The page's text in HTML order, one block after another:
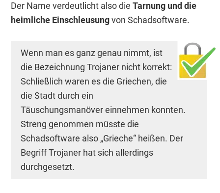
Der Name verdeutlicht also dieTarnung und die
heimliche Einschleusungvon Schadsoftware.
Wenn man es ganz genau nimmt, ist
die Bezeichnung Trojaner nicht korrekt:
Schließlich waren es die Griechen, die
die Stadt durch ein
Täuschungsmanöver einnehmen konnten.
Streng genommen müsste die
Schadsoftware also „Grieche“ heißen. Der
Begriff Trojaner hat sich allerdings
durchgesetzt.